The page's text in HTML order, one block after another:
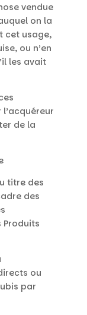
vendue
on la
cet usage,
ou n’en
les avait
de la
titre des
des
Produits
ou
par